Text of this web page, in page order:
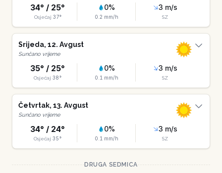
34° / 25°
Osjećaj 37°
0%
0.2 mm/h
3 m/s
SZ
Srijeda, 12. Avgust
Sunčano vrijeme
35° / 25°
Osjećaj 38°
0%
0.1 mm/h
3 m/s
SZ
Četvrtak, 13. Avgust
Sunčano vrijeme
34° / 24°
Osjećaj 35°
0%
0.1 mm/h
3 m/s
SZ
DRUGA SEDMICA